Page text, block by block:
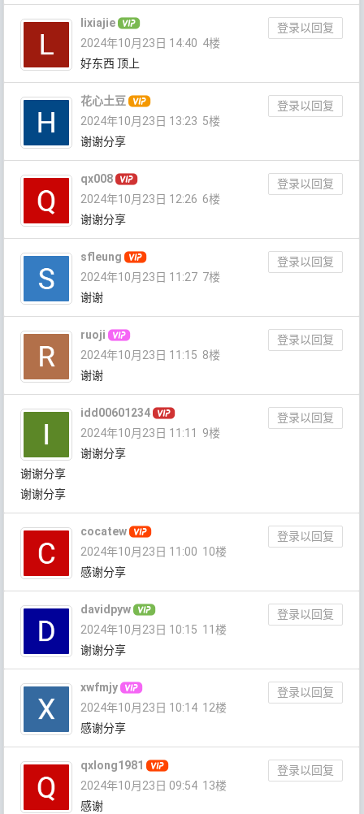
lixiajie
登录以回复
2024年10月23日 14:40 4楼
好东西 顶上
花心土豆
登录以回复
2024年10月23日 13:23 5楼
谢谢分享
qx008
登录以回复
2024年10月23日 12:26 6楼
谢谢分享
sfleung
登录以回复
2024年10月23日 11:27 7楼
谢谢
ruoji
登录以回复
2024年10月23日 11:15 8楼
谢谢
idd00601234
登录以回复
2024年10月23日 11:11
9楼
谢谢分享
谢谢分享
谢谢分享
cocatew
登录以回复
2024年10月23日 11:00 10楼
感谢分享
davidpyw
登录以回复
2024年10月23日 10:15 11楼
谢谢分享
xwfmjy
登录以回复
2024年10月23日 10:14 12楼
感谢分享
qxlong1981
登录以回复
2024年10月23日 09:54 13楼
感谢